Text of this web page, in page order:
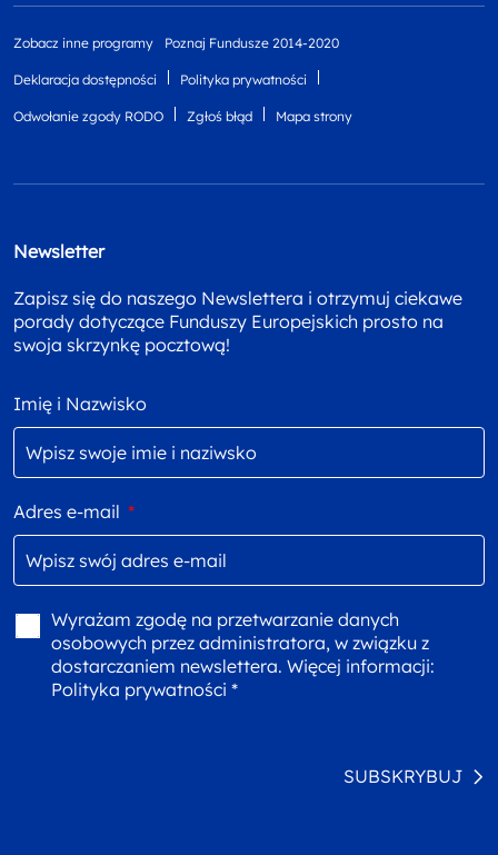
Zobacz inne programy Poznaj Fundusze 2014-2020
Deklaracja dostępności Polityka prywatności
Odwołanie zgody RODO Zgłoś błąd Mapa strony
Newsletter
Zapisz się do naszego Newslettera i otrzymuj ciekawe
porady dotyczące Funduszy Europejskich prosto na
swoja skrzynkę pocztową!
Imię i Nazwisko
Adres e-mail *
Wyrażam zgodę na przetwarzanie danych
osobowych przez administratora, w związku z
dostarczaniem newslettera. Więcej informacji:
Polityka prywatności *
SUBSKRYBUJ